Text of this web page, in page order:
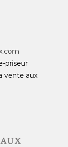
priseur
vente aux